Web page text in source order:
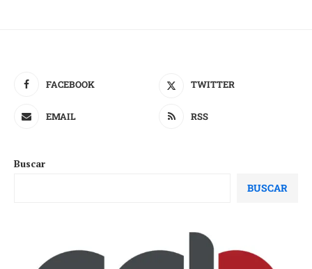
FACEBOOK TWITTER
EMAIL RSS
Buscar
BUSCAR